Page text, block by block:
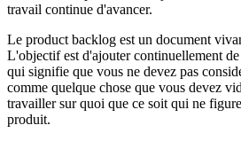
travail continue d'avancer.
Le product backlog est un document
L'objectif est d'ajouter continuellement
qui signifie que vous ne devez pas
comme quelque chose que vous devez
travailler sur quoi que ce soit qui ne
produit.